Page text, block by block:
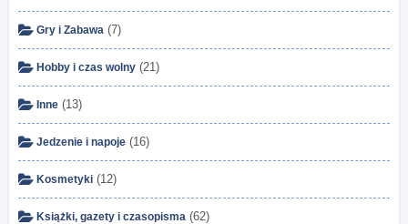
Gry i Zabawa (7)
Hobby i czas wolny (21)
Inne (13)
Jedzenie i napoje (16)
Kosmetyki (12)
Książki, gazety i czasopisma (62)